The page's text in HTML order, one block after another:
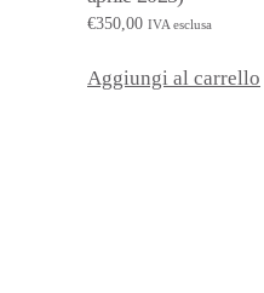
€350,00 IVA esclusa
Aggiungi al carrello